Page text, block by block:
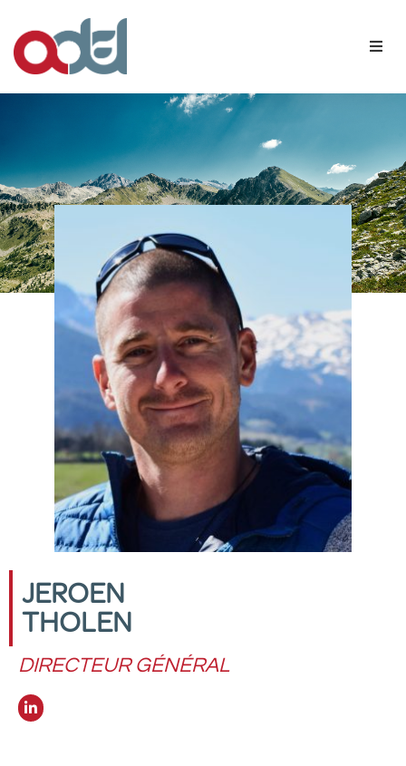
Nos membres
Agenda
JEROEN
THOLEN
DIRECTEUR GÉNÉRAL